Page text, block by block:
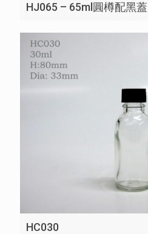
HJ065 – 65ml圓樽配黑蓋
HC030